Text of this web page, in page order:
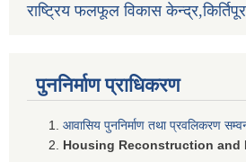
राष्ट्रिय फलफूल विकास
पुननिर्माण प्राधिकरण
आवासिय पुननिर्माण तथा प्रवलिकरण
Housing Reconstruction and